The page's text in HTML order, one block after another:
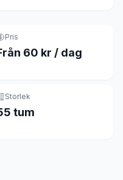
Pris
60 kr / dag
Storlek
tum